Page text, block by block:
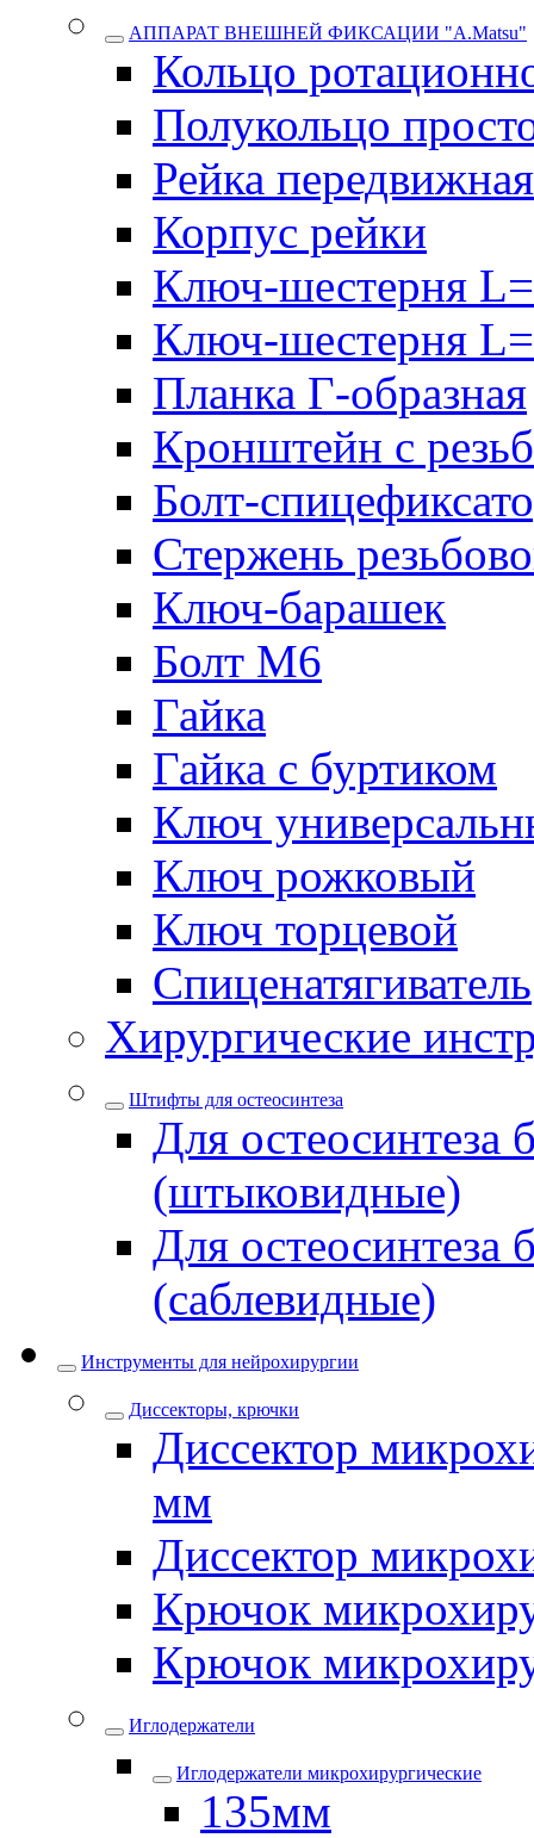
АППАРАТ ВНЕШНЕЙ ФИКСАЦИИ "A.Matsu"
Кольцо
Полукольцо
Рейка передвижная
Корпус рейки
Ключ-шестерня
Ключ-шестерня
Планка Г-образная
Кронштейн с
Болт-
Стержень
Ключ-барашек
Болт М6
Гайка
Гайка с буртиком
Ключ
Ключ рожковый
Ключ торцевой
Спиценатягиватель
Хирургические
Штифты для остеосинтеза
Для остеосинтеза
(штыковидные)
Для остеосинтеза
(саблевидные)
Инструменты для нейрохирургии
Диссекторы, крючки
Диссектор
мм
Диссектор
Крючок
Крючок
Иглодержатели
Иглодержатели микрохирургические
135мм